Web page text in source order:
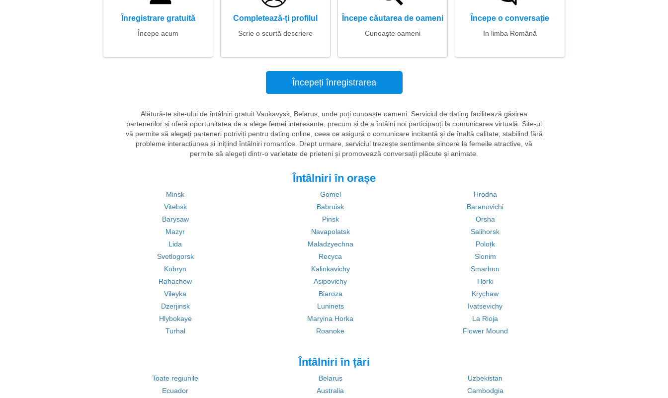
Înregistrare gratuită
Începe acum
Completează-ți profilul
Scrie o scurtă descriere
Începe căutarea de oameni
Cunoaște oameni
Începe o conversație
In limba Română
Începeți înregistrarea
Alătură-te site-ului de întâlniri gratuit Vaukavysk, Belarus, unde poți cunoaște oameni. Serviciul de dating facilitează găsirea
partenerilor și oferă oportunitatea de a alege femei interesante, precum și de a întâlni noi participanți la comunicarea virtuală. Site-ul
vă permite să alegeți parteneri potriviți pentru dating online, ceea ce asigură o comunicare incitantă și de înaltă calitate, stabilind fără
probleme interacțiunea și inițiind întâlniri romantice. Drept urmare, serviciul trezește sentimente sincere la femeile atractive, vă
permite să alegeți dintr-o varietate de prieteni și promovează conversații plăcute și animate.
Întâlniri în orașe
Minsk Gomel
Hrodna
Vitebsk
Babruisk
Baranovichi
Barysaw
Pinsk
Orsha
Mazyr
Navapolatsk
Salihorsk
Lida
Maladzyechna
Poloțk
Svetlogorsk
Recyca
Slonim
Kobryn
Kalinkavichy
Smarhon
Rahachow
Asipovichy
Horki
Vileyka
Biaroza
Krychaw
Dzerjinsk
Luninets
Ivatsevichy
Hlybokaye
Maryina Horka
La Rioja
Turhal
Roanoke Flower Mound
Întâlniri în țări
Toate regiunile Belarus
Uzbekistan
Ecuador
Australia Cambodgia